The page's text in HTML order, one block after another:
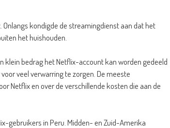
kondigde de streamingdienst aan dat het
het huishouden.
klein bedrag het Netflix-account kan worden gedeeld
veel verwarring te zorgen. De meeste
Netflix en over de verschillende kosten die aan de
gebruikers in Peru. Midden- en Zuid-Amerika